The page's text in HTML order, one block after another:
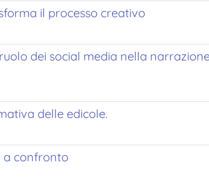
il processo creativo
ruolo dei social media nella
delle edicole.
a confronto